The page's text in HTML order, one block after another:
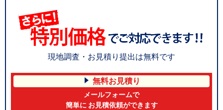
現地調査・お見積り提出は無料です
無料お見積り
メールフォームで
簡単に お見積依頼ができます